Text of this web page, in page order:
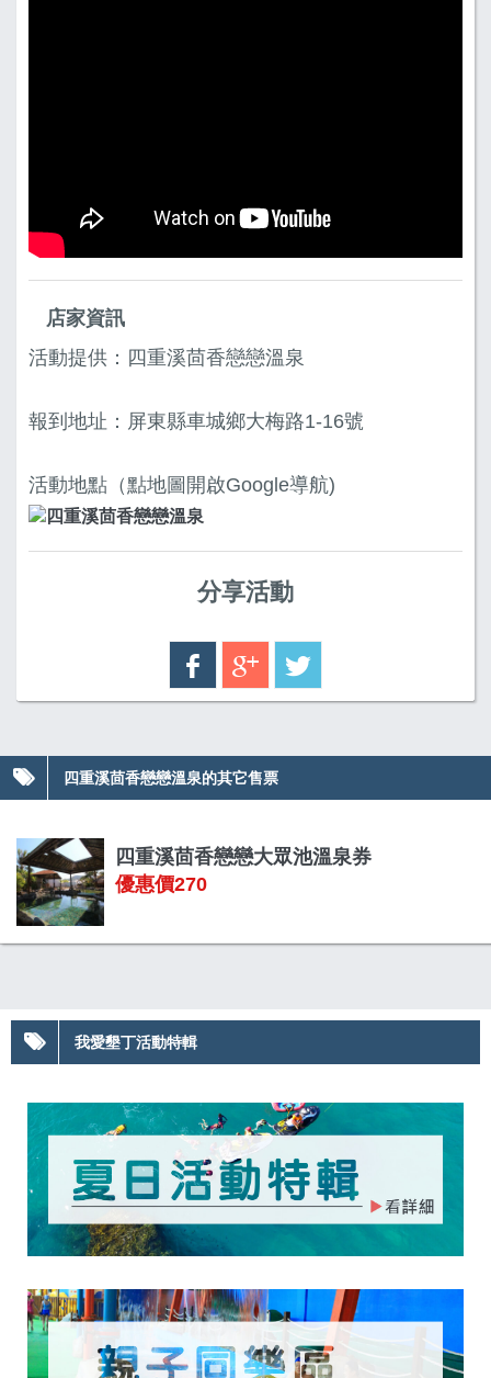
店家資訊
活動提供：四重溪茴香戀戀溫泉
報到地址：屏東縣車城鄉大梅路1-16號
活動地點（點地圖開啟Google導航)
分享活動
四重溪茴香戀戀溫泉的其它售票
四重溪茴香戀戀大眾池溫泉券
優惠價270
我愛墾丁活動特輯